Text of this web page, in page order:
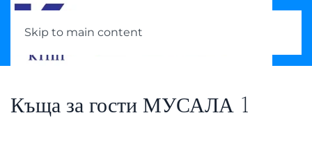
Skip to main content
Къща за гости МУСАЛА 1